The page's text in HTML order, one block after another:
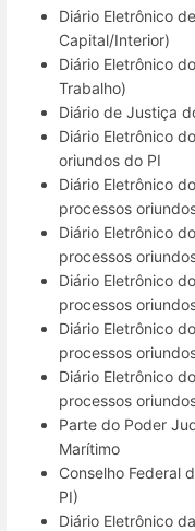
Diário Eletrônico
Capital/Interior)
Diário Eletrônico
Trabalho)
Diário de Justiça
Diário Eletrônico
oriundos do PI
Diário Eletrônico
processos
Diário Eletrônico
processos
Diário Eletrônico
processos
Diário Eletrônico
processos
Diário Eletrônico
processos
Parte do Poder
Marítimo
Conselho Federal
PI)
Diário Eletrônico